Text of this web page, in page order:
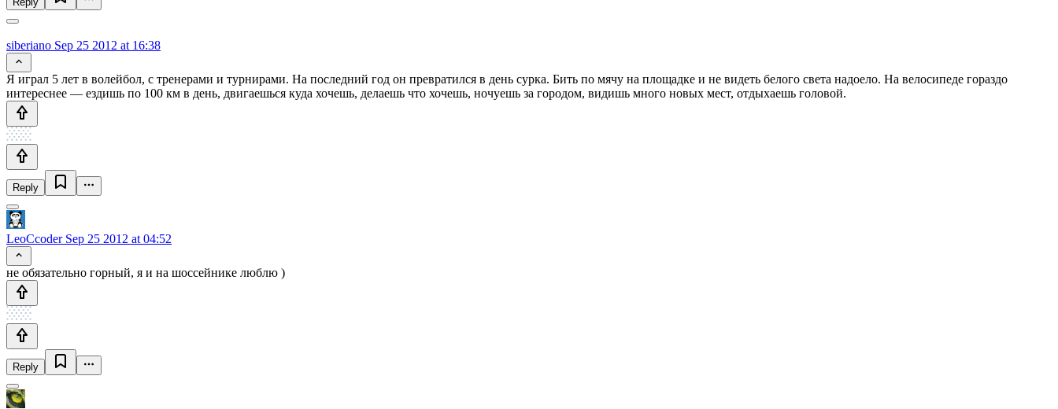
siberiano Sep 25 2012 at 16:38
Я играл 5 лет в волейбол, с тренерами и турнирами. На последний год он превратился в день сурка. Бить по мячу на площадке и не видеть белого света надоело. На велосипеде гораздо
интереснее — ездишь по 100 км в день, двигаешься куда хочешь, делаешь что хочешь, ночуешь за городом, видишь много новых мест, отдыхаешь головой.
Reply
LeoCcoderSep 25 2012 at 04:52
не обязательно горный, я и на шоссейнике люблю )
Reply